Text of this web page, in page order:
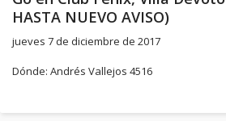
HASTA NUEVO AVISO)
jueves 7 de diciembre de 2017
Dónde: Andrés Vallejos 4516